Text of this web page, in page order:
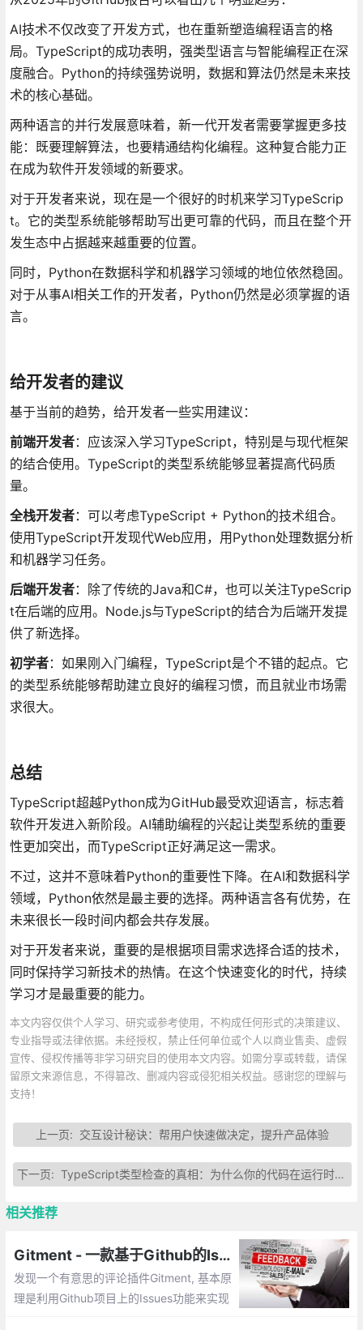
AI技术不仅改变了开发方式，也在重新塑造编程语言的格
局。TypeScript的成功表明，强类型语言与智能编程正在深
度融合。Python的持续强势说明，数据和算法仍然是未来技
术的核心基础。
两种语言的并行发展意味着，新一代开发者需要掌握更多技
能：既要理解算法，也要精通结构化编程。这种复合能力正
在成为软件开发领域的新要求。
对于开发者来说，现在是一个很好的时机来学习TypeScrip
t。它的类型系统能够帮助写出更可靠的代码，而且在整个开
发生态中占据越来越重要的位置。
同时，Python在数据科学和机器学习领域的地位依然稳固。
对于从事AI相关工作的开发者，Python仍然是必须掌握的语
言。
给开发者的建议
基于当前的趋势，给开发者一些实用建议：
前端开发者：应该深入学习TypeScript，特别是与现代框架
的结合使用。TypeScript的类型系统能够显著提高代码质
量。
全栈开发者：可以考虑TypeScript + Python的技术组合。
使用TypeScript开发现代Web应用，用Python处理数据分析
和机器学习任务。
后端开发者：除了传统的Java和C#，也可以关注TypeScrip
t在后端的应用。Node.js与TypeScript的结合为后端开发提
供了新选择。
初学者：如果刚入门编程，TypeScript是个不错的起点。它
的类型系统能够帮助建立良好的编程习惯，而且就业市场需
求很大。
总结
TypeScript超越Python成为GitHub最受欢迎语言，标志着
软件开发进入新阶段。AI辅助编程的兴起让类型系统的重要
性更加突出，而TypeScript正好满足这一需求。
不过，这并不意味着Python的重要性下降。在AI和数据科学
领域，Python依然是最主要的选择。两种语言各有优势，在
未来很长一段时间内都会共存发展。
对于开发者来说，重要的是根据项目需求选择合适的技术，
同时保持学习新技术的热情。在这个快速变化的时代，持续
学习才是最重要的能力。
本文内容仅供个人学习、研究或参考使用，不构成任何形式的决策建议、
专业指导或法律依据。未经授权，禁止任何单位或个人以商业售卖、虚假
宣传、侵权传播等非学习研究目的使用本文内容。如需分享或转载，请保
留原文来源信息，不得篡改、删减内容或侵犯相关权益。感谢您的理解与
支持！
上一页: 交互设计秘诀：帮用户快速做决定，提升产品体验
下一页:TypeScript类型检查的真相：为什么你的代码在运行时还会出错
相关推荐
Gitment - 一款基于Github的Issues实现的评论插件
发现一个有意思的评论插件Gitment, 基本原
理是利用Github项目上的Issues功能来实现